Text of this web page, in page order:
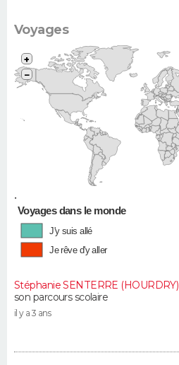
Voyages
•
+
−
Voyages dans le monde
J'y suis allé
Je rêve d'y aller
Stéphanie SENTERRE (HOURDRY)
son parcours scolaire
il y a 3 ans